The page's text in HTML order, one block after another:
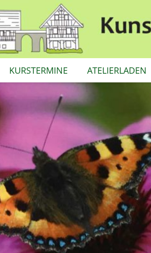
KURSTERMINE ATELIERLADEN